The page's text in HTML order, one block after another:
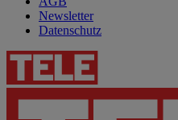
Newsletter
Datenschutz